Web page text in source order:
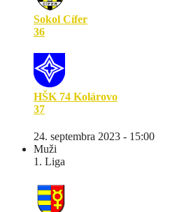
Sokol Cífer
36
HŠK 74 Kolárovo
37
24. septembra 2023 - 15:00
Muži
1. Liga